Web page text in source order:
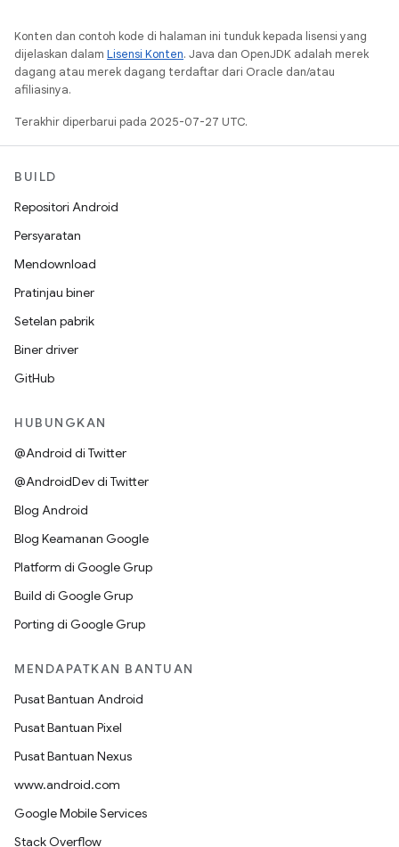
Konten dan contoh kode di halaman ini tunduk kepada lisensi yang
dijelaskan dalam Lisensi Konten. Java dan OpenJDK adalah merek
dagang atau merek dagang terdaftar dari Oracle dan/atau
afiliasinya.
Terakhir diperbarui pada 2025-07-27 UTC.
BUILD
Repositori Android
Persyaratan
Mendownload
Pratinjau biner
Setelan pabrik
Biner driver
GitHub
HUBUNGKAN
@Android di Twitter
@AndroidDev di Twitter
Blog Android
Blog Keamanan Google
Platform di Google Grup
Build di Google Grup
Porting di Google Grup
MENDAPATKAN BANTUAN
Pusat Bantuan Android
Pusat Bantuan Pixel
Pusat Bantuan Nexus
www.android.com
Google Mobile Services
Stack Overflow